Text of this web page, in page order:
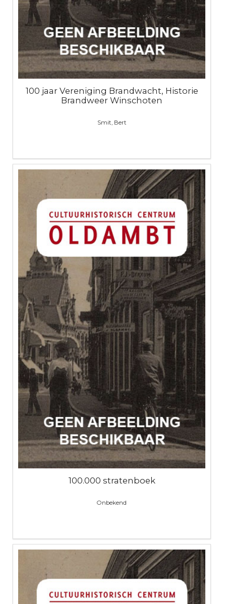
100 jaar Vereniging Brandwacht, Historie
Brandweer Winschoten
Smit, Bert
100.000 stratenboek
Onbekend